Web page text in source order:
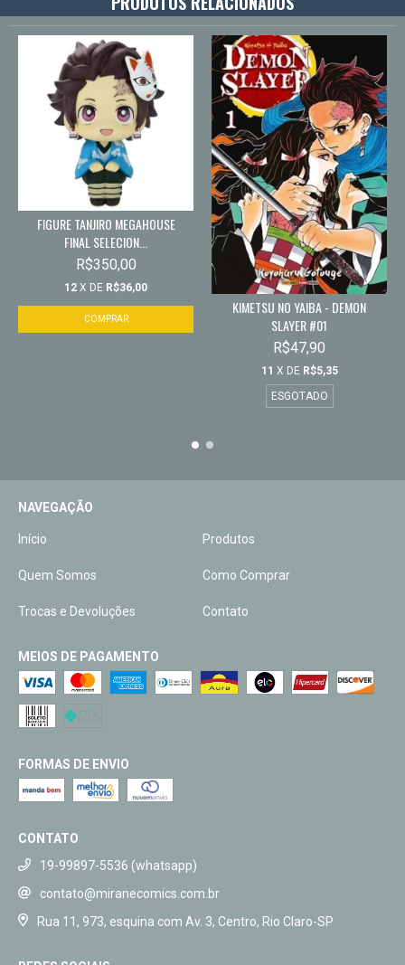
FIGURE TANJIRO MEGAHOUSE
FINAL SELECION...
R$350,00
12 X DE R$36,00
KIMETSU NO YAIBA - DEMON
SLAYER #01
R$47,90
11 X DE R$5,35
ESGOTADO
NAVEGAÇÃO
Início Produtos
Quem Somos Como Comprar
Trocas e Devoluções Contato
MEIOS DE PAGAMENTO
FORMAS DE ENVIO
CONTATO
19-99897-5536 (whatsapp)
contato@miranecomics.com.br
Rua 11, 973, esquina com Av. 3, Centro, Rio Claro-SP